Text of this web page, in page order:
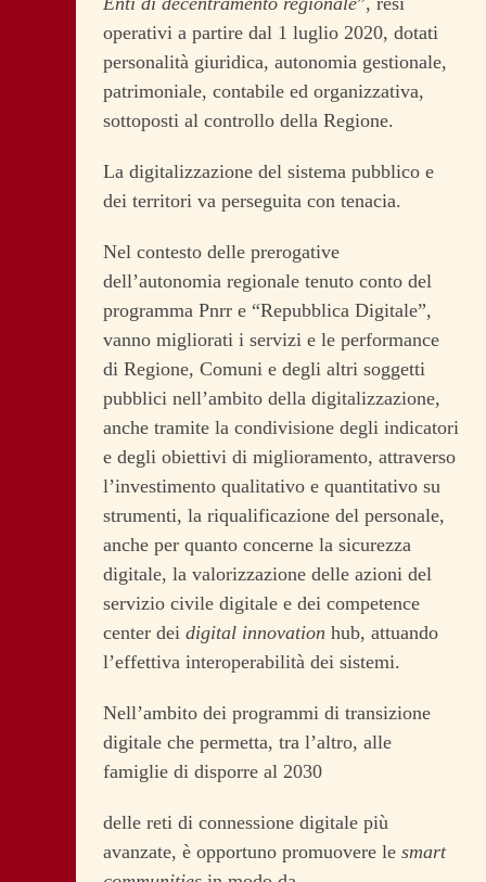
operativi a partire dal 1 luglio 2020, dotati
personalità giuridica, autonomia gestionale,
patrimoniale, contabile ed organizzativa,
sottoposti al controllo della Regione.
La digitalizzazione del sistema pubblico e
dei territori va perseguita con tenacia.
Nel contesto delle prerogative
dell’autonomia regionale tenuto conto del
programma Pnrr e “Repubblica Digitale”,
vanno migliorati i servizi e le performance
di Regione, Comuni e degli altri soggetti
pubblici nell’ambito della digitalizzazione,
anche tramite la condivisione degli indicatori
e degli obiettivi di miglioramento, attraverso
l’investimento qualitativo e quantitativo su
strumenti, la riqualificazione del personale,
anche per quanto concerne la sicurezza
digitale, la valorizzazione delle azioni del
servizio civile digitale e dei competence
center dei digital innovation hub, attuando
l’effettiva interoperabilità dei sistemi.
Nell’ambito dei programmi di transizione
digitale che permetta, tra l’altro, alle
famiglie di disporre al 2030
delle reti di connessione digitale più
avanzate, è opportuno promuovere le smart